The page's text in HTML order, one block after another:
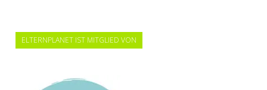
ELTERNPLANET IST MITGLIED VON